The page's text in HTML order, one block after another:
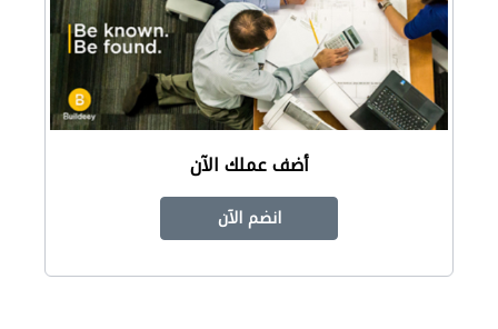
أضف عملك الآن
انضم الآن